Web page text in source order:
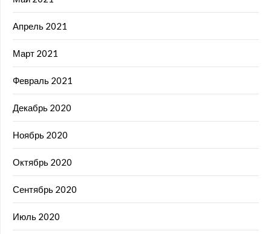
Апрель 2021
Март 2021
Февраль 2021
Декабрь 2020
Ноябрь 2020
Октябрь 2020
Сентябрь 2020
Июль 2020